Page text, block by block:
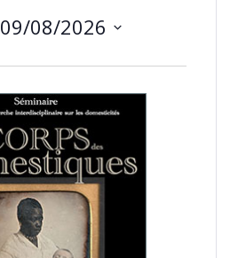
09/08/2026